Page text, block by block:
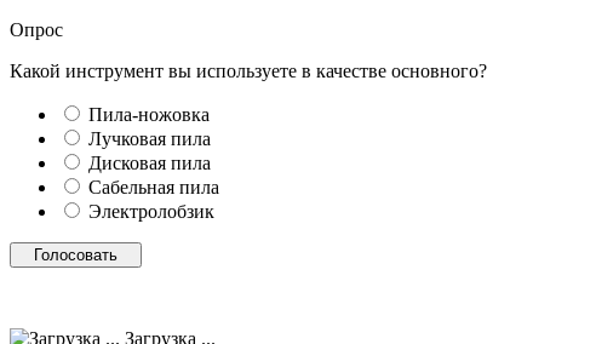
Опрос
Какой инструмент вы используете в качестве основного?
Пила-ножовка
Лучковая пила
Дисковая пила
Сабельная пила
Электролобзик
Загрузка ...